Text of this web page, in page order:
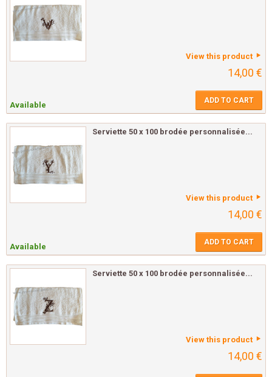
View this product
14,00 €
Available ADD TO CART
Serviette 50 x 100 brodée personnalisée...
View this product
14,00 €
Available ADD TO CART
Serviette 50 x 100 brodée personnalisée...
View this product
14,00 €